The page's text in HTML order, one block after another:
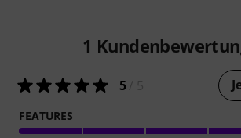
1
5/ 5
FEATURES